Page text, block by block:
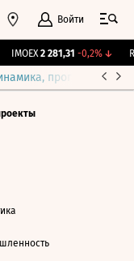
Войти
IMOEX 2 281,31 -0,2%↓
прогнозы